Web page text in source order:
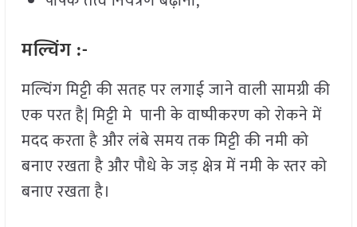
मल्चिंग :-
मल्चिंग मिट्टी की सतह पर लगाई जाने वाली सामग्री की
एक परत है| मिट्टी मे पानी के वाष्पीकरण को रोकने में
मदद करता है और लंबे समय तक मिट्टी की नमी को
बनाए रखता है और पौधे के जड़ क्षेत्र में नमी के स्तर को
बनाए रखता है।